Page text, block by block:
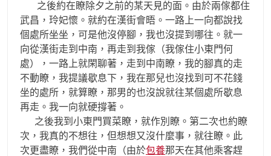
之後約在瞭除夕之前的某天見的面。由於兩傢都住
武昌，玲妃懷。就約在漢街會晤。一路上一向都說找
個處所坐坐，可是他沒停腳，我也沒提到哪往。就一
向從漢街走到中南，再走到我傢（我傢住小東門何
處），一路上就閑聊著，走到中南瞭，我的腳真的走
不動瞭，我提議歇息下，我在那兒也沒找到可不花錢
坐的處所，就算瞭，那男的也沒說就往某個處所歇息
再走。我一向就硬撐著。
之後我到小東門買菜瞭，就作別瞭。第二次也約瞭
次，我真的不想往，但想想又沒什麼事，就往瞭。此
次更盡瞭，我們從中南（由於包養那天在其他乘客趕